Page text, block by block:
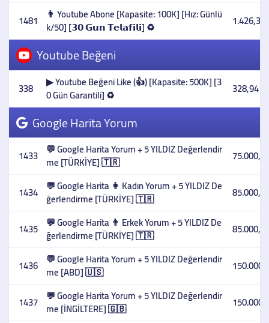
1481 👨 Youtube Abone [Kapasite: 100K] [Hız: Günlü
k/50] [𝟯𝟬 𝗚𝘂𝗻 𝗧𝗲𝗹𝗮𝗳𝗶𝗹𝗶] ♻️ 1.426,31
Youtube Beğeni
338 ▶ Youtube Beğeni Like (👍) [Kapasite: 500K] [3
0 Gün Garantili] ♻️ 328,94 TL
Google Harita Yorum
1433 💬 Google Harita Yorum + 5 YILDIZ Değerlendir
me [TÜRKİYE] 🇹🇷
1434 💬 Google Harita 👩 Kadın Yorum + 5 YILDIZ De
ğerlendirme [TÜRKİYE] 🇹🇷
1435 💬 Google Harita 👨 Erkek Yorum + 5 YILDIZ De
ğerlendirme [TÜRKİYE] 🇹🇷
1436 💬 Google Harita Yorum + 5 YILDIZ Değerlendir
me [ABD] 🇺🇸
1437 💬 Google Harita Yorum + 5 YILDIZ Değerlendir
me [İNGİLTERE] 🇬🇧